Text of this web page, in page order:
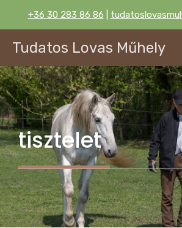
tartalomba
+36 30 283 86 86
Tudatos Lovas Műhely
tisztelet